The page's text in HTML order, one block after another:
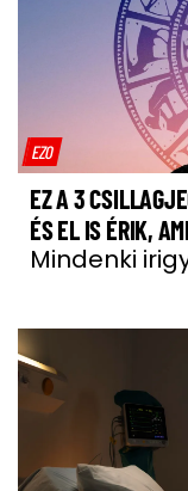
EZO
EZ A 3
ÉS EL IS ÉRIK,
Mindenki